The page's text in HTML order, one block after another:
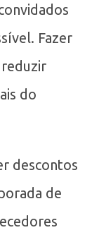
Fazer
reduzir
do
descontos
de